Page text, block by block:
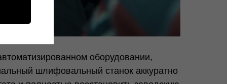
оборудовании,
шлифовальный станок аккуратно